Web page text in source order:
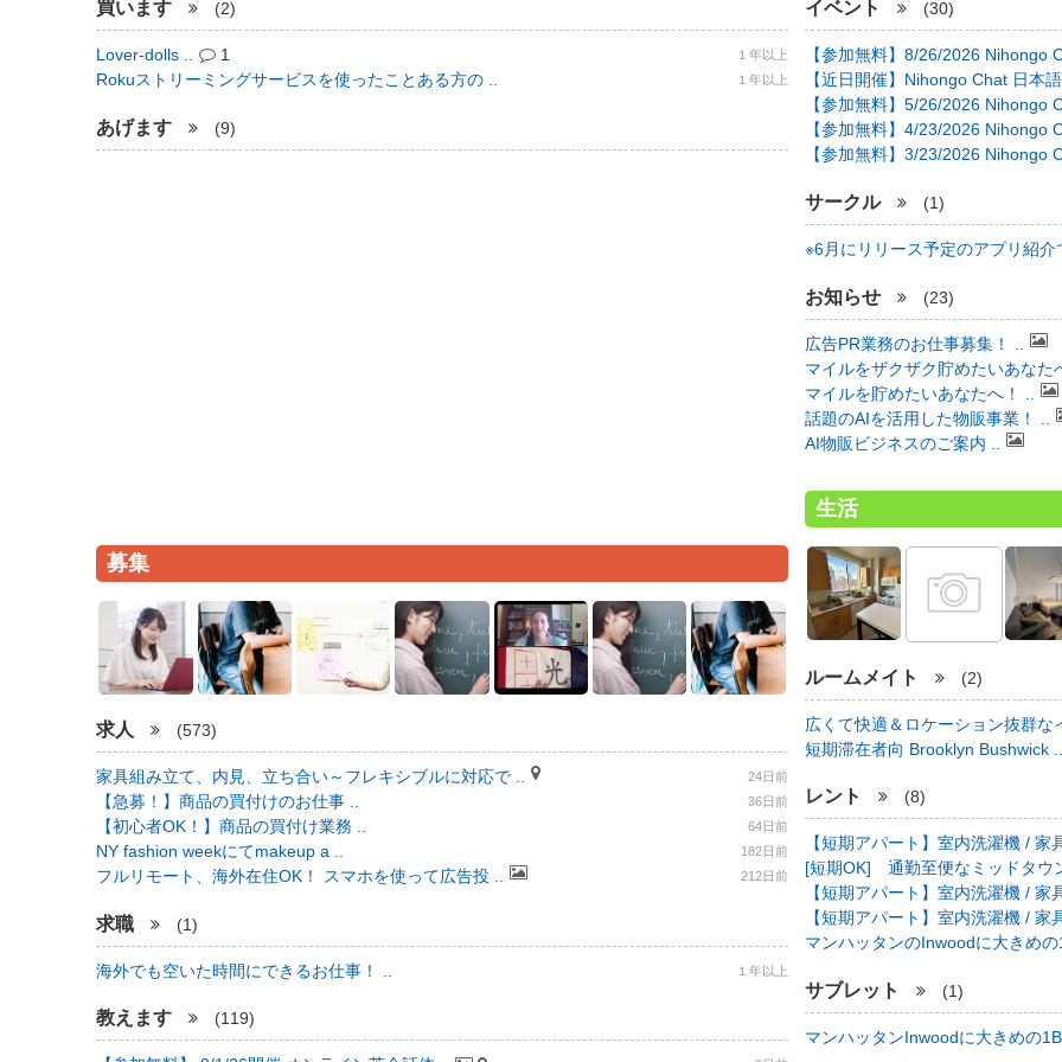
買います (2)
Lover-dolls .. 1 １年以上
Rokuストリーミングサービスを使ったことある方の .. １年以上
あげます (9)
募集
求人 (573)
家具組み立て、内見、立ち合い～フレキシブルに対応で .. 24日前
【急募！】商品の買付けのお仕事 .. 36日前
【初心者OK！】商品の買付け業務 .. 64日前
NY fashion weekにてmakeup a .. 182日前
フルリモート、海外在住OK！ スマホを使って広告投 .. 212日前
求職 (1)
海外でも空いた時間にできるお仕事！ .. １年以上
教えます (119)
イベント (30)
【参加無料】8/26/2026 Nihongo
【近日開催】Nihongo Chat 日本
【参加無料】5/26/2026 Nihongo
【参加無料】4/23/2026 Nihongo
【参加無料】3/23/2026 Nihongo
サークル (1)
※6月にリリース予定のアプリ紹介
お知らせ (23)
広告PR業務のお仕事募集！ ..
マイルをザクザク貯めたいあなた
マイルを貯めたいあなたへ！ ..
話題のAIを活用した物販事業！ ..
AI物販ビジネスのご案内 ..
生活
ルームメイト (2)
広くて快適＆ロケーション抜群な
短期滞在者向 Brooklyn Bushwick ..
レント (8)
【短期アパート】室内洗濯機 / 家
[短期OK] 通勤至便なミッドタウ
【短期アパート】室内洗濯機 / 家
【短期アパート】室内洗濯機 / 家
マンハッタンのInwoodに大きめ
サブレット (1)
マンハッタンInwoodに大きめの